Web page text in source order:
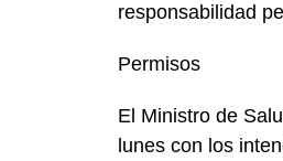
responsabilidad
Permisos
El Ministro de
lunes con los